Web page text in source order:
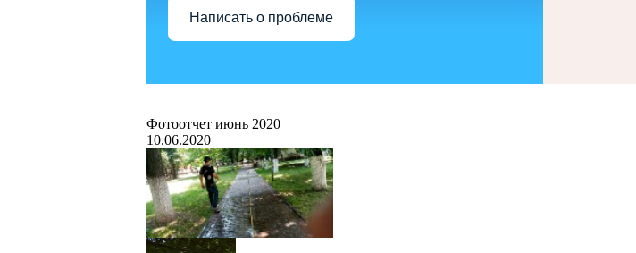
Написать о проблеме
Фотоотчет июнь 2020
10.06.2020